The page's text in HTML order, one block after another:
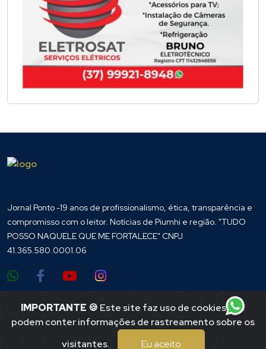
Jornal Ponto -19 anos de profissionalismo, ética, transparência e
compromisso com o leitor. Notícias de Piumhi e região. "TUDO
POSSO NAQUELE QUE ME FORTALECE" CNPJ
41.365.580.0001.06
Endereço
Praça Tuiti, 167
IMPORTANTE 🍪 Este site faz uso de cookies que
podem conter informações de rastreamento sobre os
visitantes.
Eu aceito